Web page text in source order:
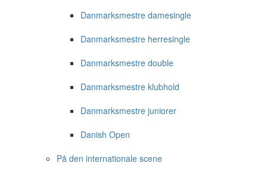
Danmarksmestre damesingle
Danmarksmestre herresingle
Danmarksmestre double
Danmarksmestre klubhold
Danmarksmestre juniorer
Danish Open
På den internationale scene